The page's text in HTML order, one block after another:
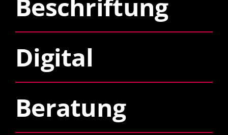
Beschriftung
Digital
Beratung